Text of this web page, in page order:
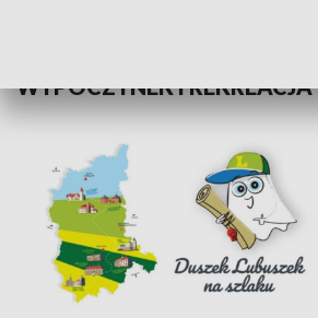
WYPOCZYNEK I REKREACJA